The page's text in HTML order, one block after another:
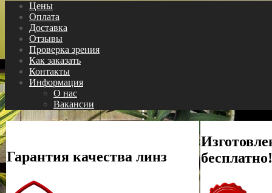
Цены
Оплата
Доставка
Отзывы
Проверка зрения
Как заказать
Контакты
Информация
О нас
Вакансии
Гарантия качества линз
бесплатно!